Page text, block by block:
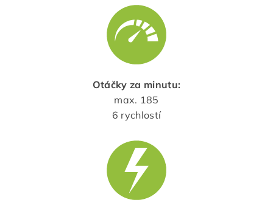
Otáčky za minutu:
max. 185
6 rychlostí